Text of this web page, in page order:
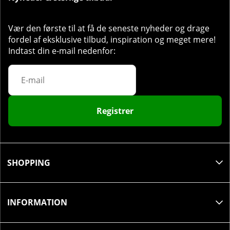
Overskrid ikke den anbefalede daglige dosis.
Vær den første til at få de seneste nyheder og drage
fordel af eksklusive tilbud, inspiration og meget mere!
Indtast din e-mail nedenfor:
Registrer
SHOPPING
INFORMATION